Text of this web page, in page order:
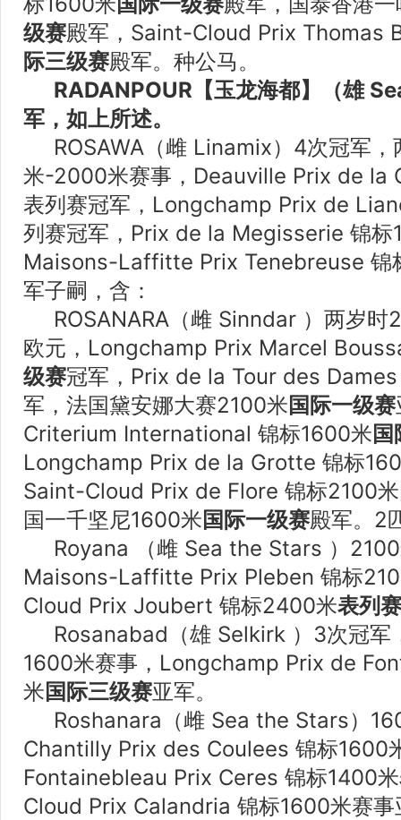
级赛殿军，Saint-Cloud Prix Thomas
际三级赛殿军。种公马。
RADANPOUR【玉龙海都】（雄
军，如上所述。
ROSAWA（雌 Linamix）4次冠军
米-2000米赛事，Deauville Prix de la
表列赛冠军，Longchamp Prix de
列赛冠军，Prix de la Megisserie 锦标
Maisons-Laffitte Prix Tenebreuse 锦
军子嗣，含：
ROSANARA（雌 Sinndar ）两岁
欧元，Longchamp Prix Marcel
级赛冠军，Prix de la Tour des
军，法国黛安娜大赛2100米国际一级赛
Criterium International 锦标1600米
Longchamp Prix de la Grotte 锦标
Saint-Cloud Prix de Flore 锦标2100米
国一千坚尼1600米国际一级赛殿军。2
Royana （雌 Sea the Stars ）
Maisons-Laffitte Prix Pleben 锦标
Cloud Prix Joubert 锦标2400米表列赛
Rosanabad（雄 Selkirk ）3次冠军
1600米赛事，Longchamp Prix de
米国际三级赛亚军。
Roshanara（雌 Sea the Stars）
Chantilly Prix des Coulees 锦标1600
Fontainebleau Prix Ceres 锦标1400米
Cloud Prix Calandria 锦标1600米赛